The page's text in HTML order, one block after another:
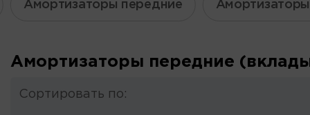
Амортизаторы передние
Амортизаторы передние
Сортировать по: